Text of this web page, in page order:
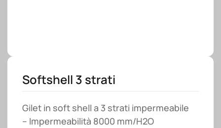
Softshell 3 strati
Gilet in soft shell a 3 strati impermeabile
– Impermeabilità 8000 mm/H2O